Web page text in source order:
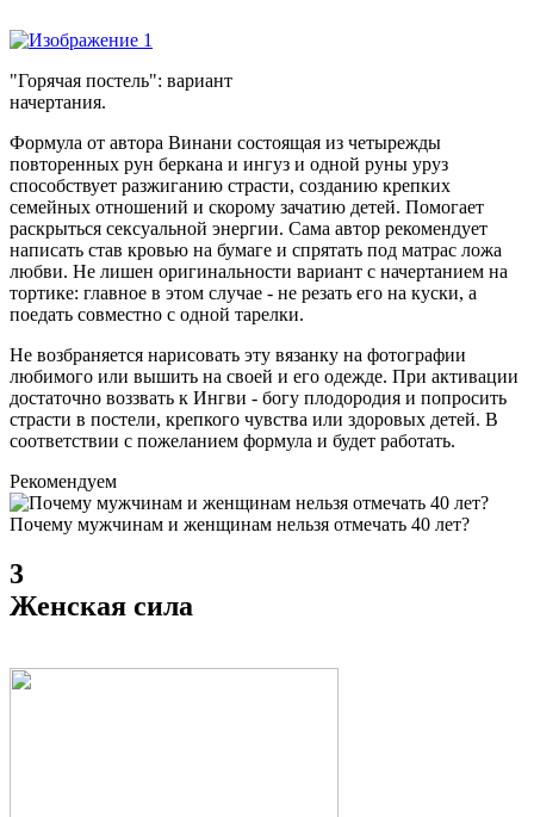
"Горячая постель": вариант
начертания.
Формула от автора Винани состоящая из четырежды
повторенных рун беркана и ингуз и одной руны уруз
способствует разжиганию страсти, созданию крепких
семейных отношений и скорому зачатию детей. Помогает
раскрыться сексуальной энергии. Сама автор рекомендует
написать став кровью на бумаге и спрятать под матрас ложа
любви. Не лишен оригинальности вариант с начертанием на
тортике: главное в этом случае - не резать его на куски, а
поедать совместно с одной тарелки.
Не возбраняется нарисовать эту вязанку на фотографии
любимого или вышить на своей и его одежде. При активации
достаточно воззвать к Ингви - богу плодородия и попросить
страсти в постели, крепкого чувства или здоровых детей. В
соответствии с пожеланием формула и будет работать.
Рекомендуем
Почему мужчинам и женщинам нельзя отмечать 40 лет?
3
Женская сила